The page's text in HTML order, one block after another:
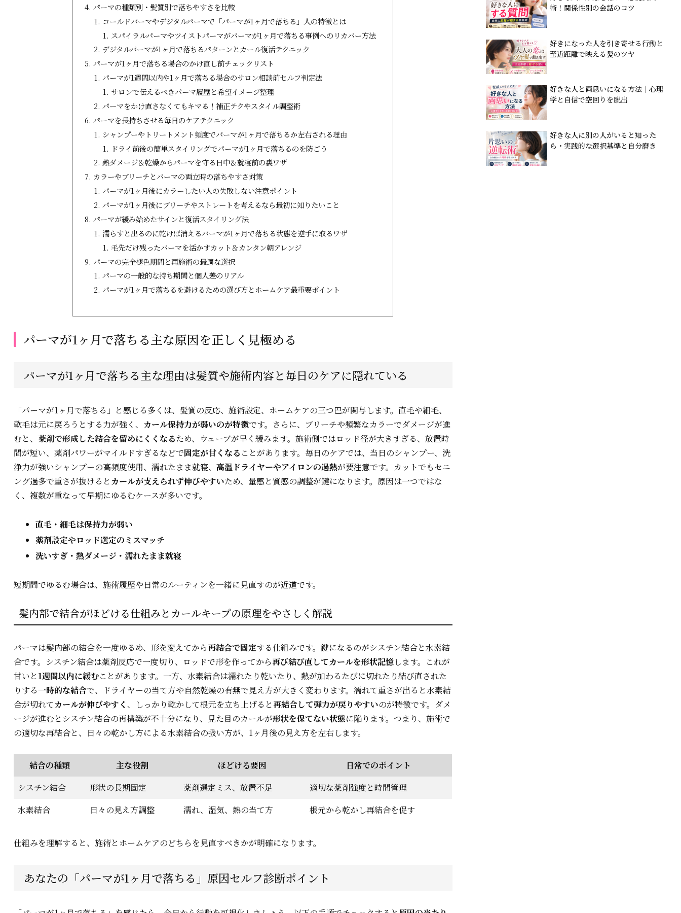
パーマの種類別・髪質別で落ちやすさを比較
コールドパーマやデジタルパーマで「パーマが1ヶ月で落ちる」人の特徴とは
スパイラルパーマやツイストパーマがパーマが1ヶ月で落ちる事例へのリカバー方法
デジタルパーマが1ヶ月で落ちるパターンとカール復活テクニック
パーマが1ヶ月で落ちる場合のかけ直し前チェックリスト
パーマが1週間以内や1ヶ月で落ちる場合のサロン相談前セルフ判定法
サロンで伝えるべきパーマ履歴と希望イメージ整理
パーマをかけ直さなくてもキマる！補正テクやスタイル調整術
パーマを長持ちさせる毎日のケアテクニック
シャンプーやトリートメント頻度でパーマが1ヶ月で落ちるか左右される理由
ドライ前後の簡単スタイリングでパーマが1ヶ月で落ちるのを防ごう
熱ダメージ＆乾燥からパーマを守る日中＆就寝前の裏ワザ
カラーやブリーチとパーマの両立時の落ちやすさ対策
パーマが1ヶ月後にカラーしたい人の失敗しない注意ポイント
パーマが1ヶ月後にブリーチやストレートを考えるなら最初に知りたいこと
パーマが緩み始めたサインと復活スタイリング法
濡らすと出るのに乾けば消えるパーマが1ヶ月で落ちる状態を逆手に取るワザ
毛先だけ残ったパーマを活かすカット＆カンタン朝アレンジ
パーマの完全褪色期間と再施術の最適な選択
パーマの一般的な持ち期間と個人差のリアル
パーマが1ヶ月で落ちるを避けるための選び方とホームケア最重要ポイント
パーマが1ヶ月で落ちる主な原因を正しく見極める
パーマが1ヶ月で落ちる主な理由は髪質や施術内容と毎日のケアに隠れている
「パーマが1ヶ月で落ちる」と感じる多くは、髪質の反応、施術設定、ホームケアの三つ巴が関与します。直毛や細毛、
軟毛は元に戻ろうとする力が強く、 カール保持力が弱いのが特徴です。さらに、ブリーチや頻繁なカラーでダメージが進
むと、 薬剤で形成した結合を留めにくくなるため、ウェーブが早く緩みます。施術側ではロッド径が大きすぎる、放置時
間が短い、薬剤パワーがマイルドすぎるなどで固定が甘くなる ことがあります。毎日のケアでは、当日のシャンプー、洗
浄力が強いシャンプーの高頻度使用、濡れたまま就寝、 高温ドライヤーやアイロンの過熱が要注意です。カットでもセニ
ング過多で重さが抜けると カールが支えられず伸びやすいため、量感と質感の調整が鍵になります。原因は一つではな
く、複数が重なって早期にゆるむケースが多いです。
直毛・細毛は保持力が弱い
薬剤設定やロッド選定のミスマッチ
洗いすぎ・熱ダメージ・濡れたまま就寝
短期間でゆるむ場合は、施術履歴や日常のルーティンを一緒に見直すのが近道です。
髪内部で結合がほどける仕組みとカールキープの原理をやさしく解説
パーマは髪内部の結合を一度ゆるめ、形を変えてから再結合で固定する仕組みです。鍵になるのがシスチン結合と水素結
合です。シスチン結合は薬剤反応で一度切り、ロッドで形を作ってから再び結び直してカールを形状記憶します。これが
甘いと 1週間以内に緩むことがあります。一方、水素結合は濡れたり乾いたり、熱が加わるたびに切れたり結び直された
りする一時的な結合で、ドライヤーの当て方や自然乾燥の有無で見え方が大きく変わります。濡れて重さが出ると水素結
合が切れてカールが伸びやすく 、しっかり乾かして根元を立ち上げると再結合して弾力が戻りやすいのが特徴です。ダメ
ージが進むとシスチン結合の再構築が不十分になり、見た目のカールが形状を保てない状態に陥ります。つまり、施術で
の適切な再結合と、日々の乾かし方による水素結合の扱い方が、1ヶ月後の見え方を左右します。
結合の種類 主な役割 ほどける要因
日常でのポイント
シスチン結合
形状の長期固定 薬剤選定ミス、放置不足
適切な薬剤強度と時間管理
水素結合
日々の見え方調整 濡れ、湿気、熱の当て方 根元から乾かし再結合を促す
仕組みを理解すると、施術とホームケアのどちらを見直すべきかが明確になります。
あなたの「パーマが1ヶ月で落ちる」原因セルフ診断ポイント
術！関係性別の会話のコツ
好きになった人を引き寄せる行動と
至近距離で映える髪のツヤ
好きな人と両思いになる方法｜心理
学と自信で空回りを脱出
好きな人に別の人がいると知った
ら・実践的な選択基準と自分磨き